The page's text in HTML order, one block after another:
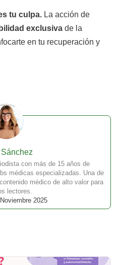
tu culpa. La acción de
exclusiva de la
en tu recuperación y
con más de 15 años de
médicas especializadas. Una de
médico de alto valor para
lectores.
2025